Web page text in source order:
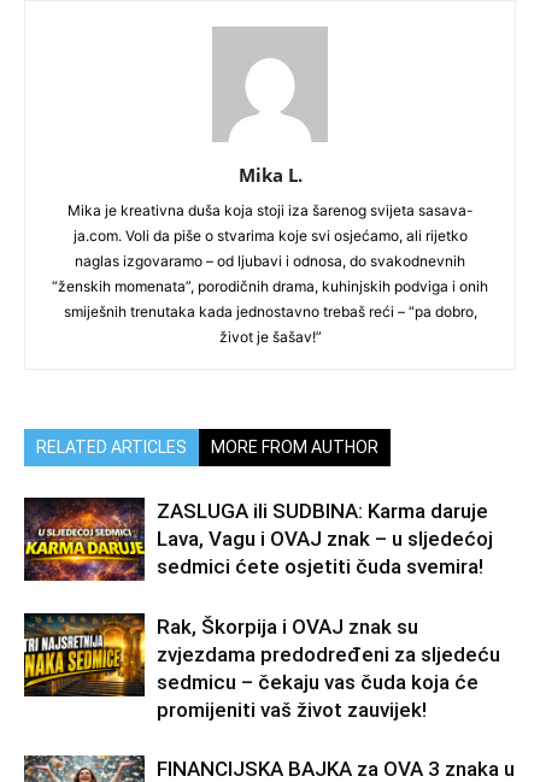
Mika L.
Mika je kreativna duša koja stoji iza šarenog svijeta sasava-
ja.com. Voli da piše o stvarima koje svi osjećamo, ali rijetko
naglas izgovaramo – od ljubavi i odnosa, do svakodnevnih
“ženskih momenata”, porodičnih drama, kuhinjskih podviga i onih
smiješnih trenutaka kada jednostavno trebaš reći – “pa dobro,
život je šašav!”
RELATED ARTICLES MORE FROM AUTHOR
ZASLUGA ili SUDBINA: Karma daruje
Lava, Vagu i OVAJ znak – u sljedećoj
sedmici ćete osjetiti čuda svemira!
Rak, Škorpija i OVAJ znak su
zvjezdama predodređeni za sljedeću
sedmicu – čekaju vas čuda koja će
promijeniti vaš život zauvijek!
FINANCIJSKA BAJKA za OVA 3 znaka u